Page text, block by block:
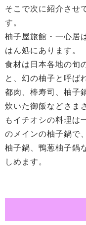
そこで次に紹介させ
す。
柚子屋旅館・一心居
はん処にあります。
食材は日本各地の旬
と、幻の柚子と呼ば
都肉、棒寿司、柚子
炊いた御飯などさま
もイチオシの料理は
のメインの柚子鍋で
柚子鍋、鴨葱柚子鍋
しめます。